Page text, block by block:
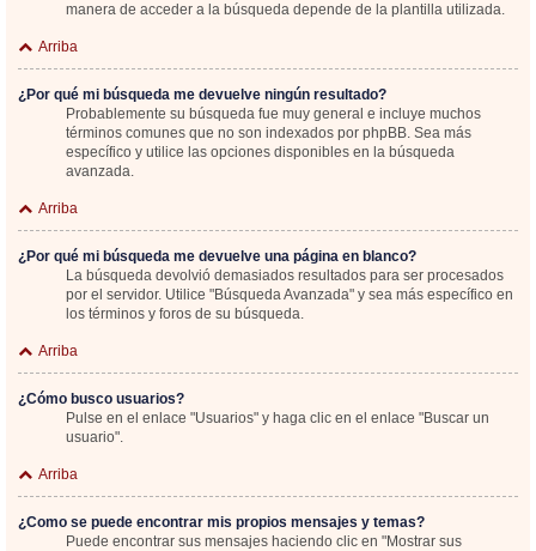
manera de acceder a la búsqueda depende de la plantilla utilizada.
Arriba
¿Por qué mi búsqueda me devuelve ningún resultado?
Probablemente su búsqueda fue muy general e incluye muchos
términos comunes que no son indexados por phpBB. Sea más
específico y utilice las opciones disponibles en la búsqueda
avanzada.
Arriba
¿Por qué mi búsqueda me devuelve una página en blanco?
La búsqueda devolvió demasiados resultados para ser procesados
por el servidor. Utilice "Búsqueda Avanzada" y sea más específico en
los términos y foros de su búsqueda.
Arriba
¿Cómo busco usuarios?
Pulse en el enlace "Usuarios" y haga clic en el enlace "Buscar un
usuario".
Arriba
¿Como se puede encontrar mis propios mensajes y temas?
Puede encontrar sus mensajes haciendo clic en "Mostrar sus